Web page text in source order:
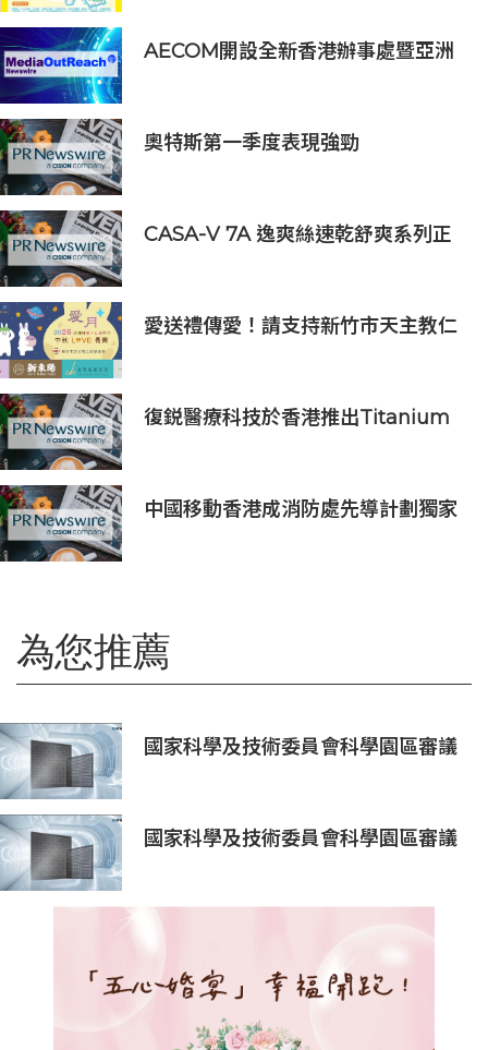
AECOM開設全新香港辦事處暨亞洲
奧特斯第一季度表現強勁
CASA-V 7A 逸爽絲速乾舒爽系列正
愛送禮傳愛！請支持新竹市天主教仁
復鋭醫療科技於香港推出Titanium
中國移動香港成消防處先導計劃獨家
為您推薦
國家科學及技術委員會科學園區審議
國家科學及技術委員會科學園區審議